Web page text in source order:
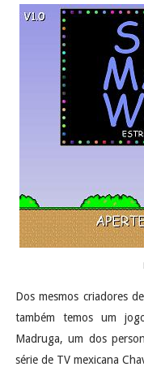
Dos mesmos criadores de
também temos um
Madruga, um dos
série de TV mexicana